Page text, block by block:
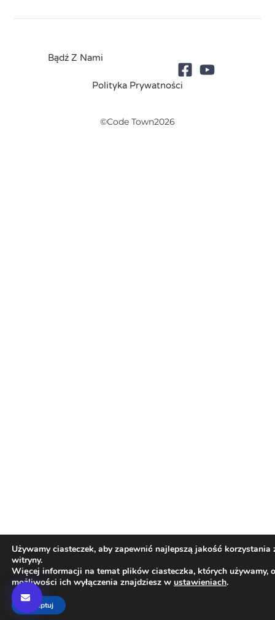
Bądź Z Nami
Polityka Prywatności
©Code Town2026
Używamy ciasteczek, aby zapewnić najlepszą jakość korzystania
witryny.
Więcej informacji na temat plików ciasteczka, których używamy,
możliwości ich wyłączenia znajdziesz w ustawieniach.
Akceptuj